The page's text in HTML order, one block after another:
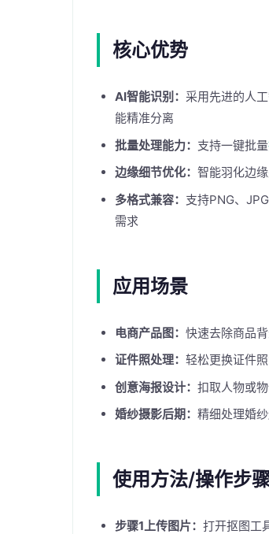
核心优势
AI智能识别： 采用先进的人
能精准分离
批量处理能力： 支持一键批量
边缘细节优化： 智能羽化边
多格式兼容： 支持PNG、
需求
应用场景
电商产品图： 快速去除商品
证件照处理： 轻松更换证件
创意海报设计： 扣取人物或
婚纱摄影后期： 精细处理婚
使用方法/操作步
步骤1上传图片： 打开抠图工